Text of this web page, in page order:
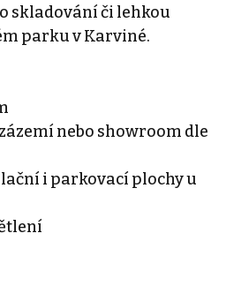
skladování či lehkou
parku v Karviné.
nebo showroom dle
i parkovací plochy u